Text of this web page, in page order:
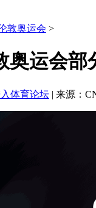
敦奥运会 >
奥运会部
体育论坛 | 来源：